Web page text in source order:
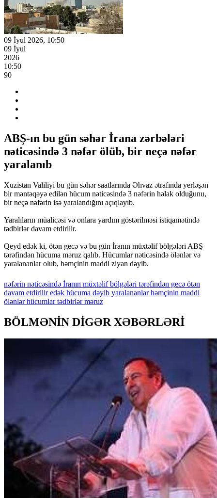
09 İyul 2026, 10:50
09 İyul
2026
10:50
90
ABŞ-ın bu gün səhər İrana zərbələri
nəticəsində 3 nəfər ölüb, bir neçə nəfər
yaralanıb
Xuzistan Valiliyi bu gün səhər saatlarında Əhvaz ətrafında yerləşən
bir məntəqəyə edilən hücum nəticəsində 3 nəfərin həlak olduğunu,
bir neçə nəfərin isə yaralandığını açıqlayıb.
Yaralıların müalicəsi və onlara yardım göstərilməsi istiqamətində
tədbirlər davam etdirilir.
Qeyd edək ki, ötən gecə və bu gün İranın müxtəlif bölgələri ABŞ
tərəfindən hücuma məruz qalıb. Hücumlar nəticəsində ölənlər və
yaralananlar olub, həmçinin maddi ziyan dəyib.
nəfərin nəticəsində İranın müxtəlifbölgələri tərəfindən gecə ötən
davam etdiriliredək hücuma dəyib yaralananlarhəmçinin maddi
ölənlərhücumlartədbirlərməruz
BÖLMƏNİN DİGƏR XƏBƏRLƏRİ